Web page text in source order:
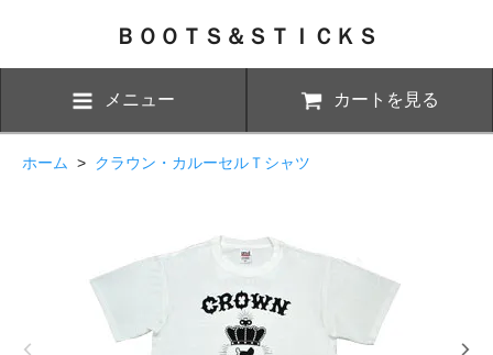
ＢＯＯＴＳ＆ＳＴＩＣＫＳ
メニュー カートを見る
ホーム > クラウン・カルーセルＴシャツ